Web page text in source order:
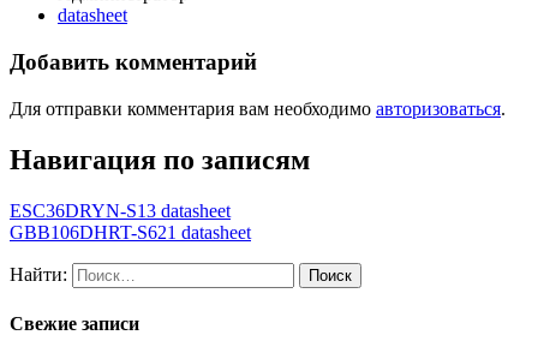
datasheet
Добавить комментарий
Для отправки комментария вам необходимо авторизоваться.
Навигация по записям
ESC36DRYN-S13 datasheet
GBB106DHRT-S621 datasheet
Найти:
Свежие записи